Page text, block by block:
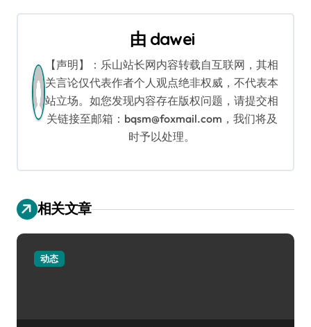
航
由 dawei
【声明】：乐山站长网内容转载自互联网，其相
关言论仅代表作者个人观点绝非权威，不代表本
站立场。如您发现内容存在版权问题，请提交相
关链接至邮箱：bqsm@foxmail.com，我们将及
时予以处理。
相关文章
动态